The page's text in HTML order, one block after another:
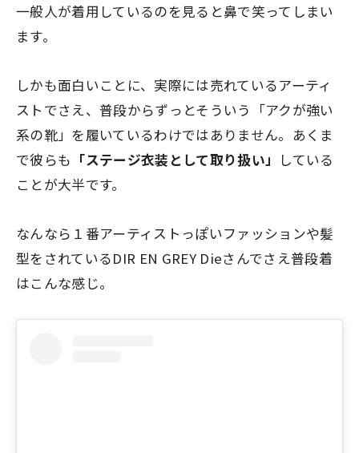
一般人が着用しているのを見ると鼻で笑ってしまい
ます。
しかも面白いことに、実際には売れているアーティ
ストでさえ、普段からずっとそういう「アクが強い
系の靴」を履いているわけではありません。あくま
で彼らも 「ステージ衣装として取り扱い」
している
ことが大半です。
なんなら１番アーティストっぽいファッションや髪
型をされているDIR EN GREY Dieさんでさえ普段着
はこんな感じ。